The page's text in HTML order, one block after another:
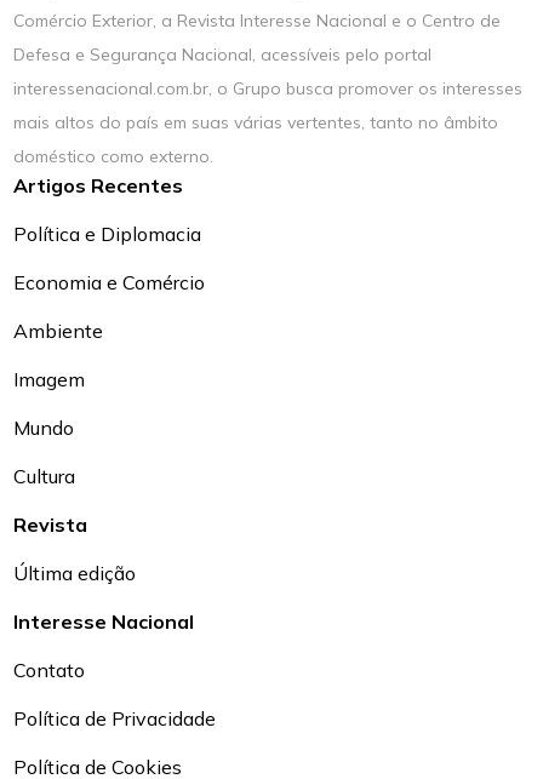
Comércio Exterior, a Revista Interesse Nacional e o Centro de
Defesa e Segurança Nacional, acessíveis pelo portal
interessenacional.com.br, o Grupo busca promover os interesses
mais altos do país em suas várias vertentes, tanto no âmbito
doméstico como externo.
Artigos Recentes
Política e Diplomacia
Economia e Comércio
Ambiente
Imagem
Mundo
Cultura
Revista
Última edição
Interesse Nacional
Contato
Política de Privacidade
Política de Cookies